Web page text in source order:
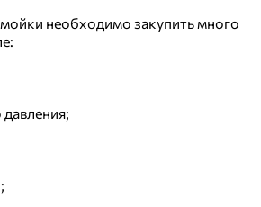
необходимо закупить много